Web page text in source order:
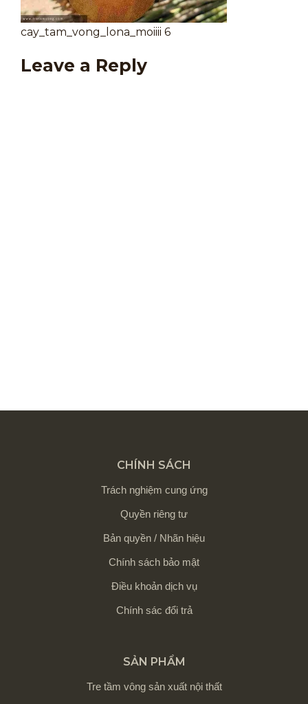
cay_tam_vong_lona_moiiii 6
Leave a Reply
CHÍNH SÁCH
Trách nghiệm cung ứng
Quyền riêng tư
Bản quyền / Nhãn hiệu
Chính sách bảo mật
Điều khoản dịch vụ
Chính sác đổi trả
SẢN PHẨM
Tre tầm vông sản xuất nội thất